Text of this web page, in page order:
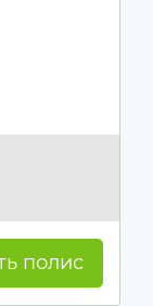
полис